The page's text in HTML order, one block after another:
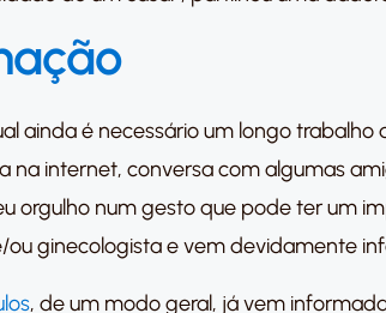
ainda é necessário um longo trabalho
na internet, conversa com algumas
orgulho num gesto que pode ter um
ginecologista e vem devidamente
, de um modo geral, já vem